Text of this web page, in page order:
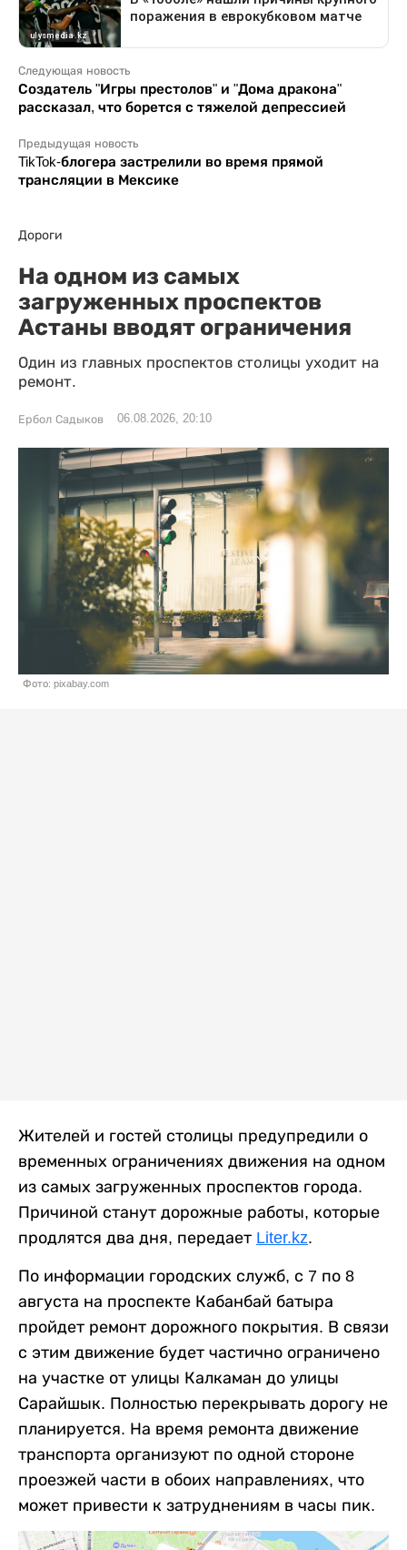
Следующая новость
Создатель "Игры престолов" и "Дома дракона"
рассказал, что борется с тяжелой депрессией
Предыдущая новость
TikTok-блогера застрелили во время прямой
трансляции в Мексике
Дороги
На одном из самых
загруженных проспектов
Астаны вводят ограничения
Один из главных проспектов столицы уходит на
ремонт.
Ербол Садыков 06.08.2026, 20:10
Фото: pixabay.com
Жителей и гостей столицы предупредили о
временных ограничениях движения на одном
из самых загруженных проспектов города.
Причиной станут дорожные работы, которые
продлятся два дня, передает Liter.kz.
По информации городских служб, с 7 по 8
августа на проспекте Кабанбай батыра
пройдет ремонт дорожного покрытия. В связи
с этим движение будет частично ограничено
на участке от улицы Калкаман до улицы
Сарайшык. Полностью перекрывать дорогу не
планируется. На время ремонта движение
транспорта организуют по одной стороне
проезжей части в обоих направлениях, что
может привести к затруднениям в часы пик.